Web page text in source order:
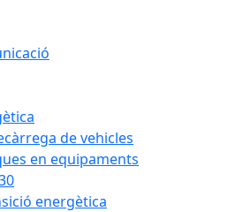
de vehicles
en equipaments
energètica